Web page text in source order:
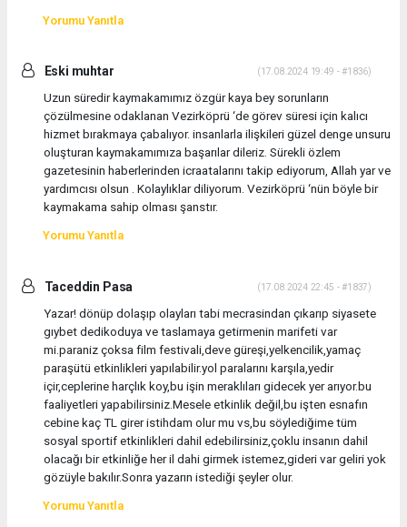
Yorumu Yanıtla
Eski muhtar (17.08.2024 19:49 - #1836)
Uzun süredir kaymakamımız özgür kaya bey sorunların
çözülmesine odaklanan Vezirköprü ‘de görev süresi için kalıcı
hizmet bırakmaya çabalıyor. insanlarla ilişkileri güzel denge unsuru
oluşturan kaymakamımıza başarılar dileriz. Sürekli özlem
gazetesinin haberlerinden icraatalarını takip ediyorum, Allah yar ve
yardımcısı olsun . Kolaylıklar diliyorum. Vezirköprü ‘nün böyle bir
kaymakama sahip olması şanstır.
Yorumu Yanıtla
Taceddin Pasa (17.08.2024 22:45 - #1837)
Yazar! dönüp dolaşıp olayları tabi mecrasindan çıkarıp siyasete
gıybet dedikoduya ve taslamaya getirmenin marifeti var
mi.paraniz çoksa film festivali,deve güreşi,yelkencilik,yamaç
paraşütü etkinlikleri yapılabilir.yol paralarını karşıla,yedir
içir,ceplerine harçlık koy,bu işin meraklıları gidecek yer arıyor.bu
faaliyetleri yapabilirsiniz.Mesele etkinlik değil,bu işten esnafın
cebine kaç TL girer istihdam olur mu vs,bu söylediğime tüm
sosyal sportif etkinlikleri dahil edebilirsiniz,çoklu insanın dahil
olacağı bir etkinliğe her il dahi girmek istemez,gideri var geliri yok
gözüyle bakılır.Sonra yazarın istediği şeyler olur.
Yorumu Yanıtla